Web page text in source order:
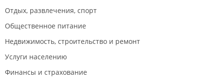
Отдых, развлечения, спорт
Общественное питание
Недвижимость, строительство и ремонт
Услуги населению
Финансы и страхование